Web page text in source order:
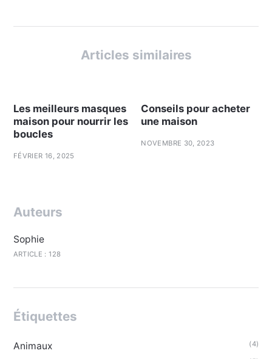
Articles similaires
Les meilleurs masques
maison pour nourrir les
boucles
FÉVRIER 16, 2025
Conseils pour acheter
une maison
NOVEMBRE 30, 2023
Auteurs
Sophie
ARTICLE : 128
Étiquettes
Animaux (4)